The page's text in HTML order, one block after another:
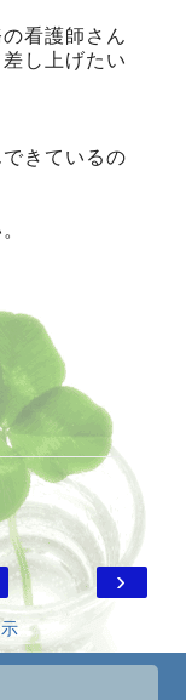
看護師さん
し上げたい
きているの
›